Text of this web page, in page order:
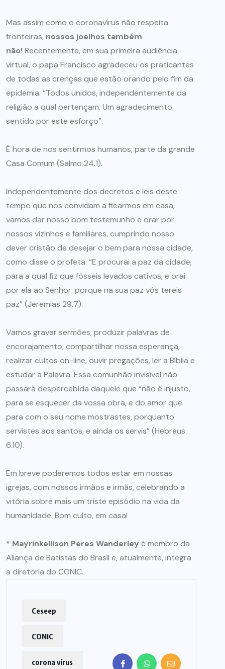
Mas assim como o coronavírus não respeita
fronteiras, nossos joelhos também
não!Recentemente, em sua primeira audiência
virtual, o papa Francisco agradeceu os praticantes
de todas as crenças que estão orando pelo fim da
epidemia: “Todos unidos, independentemente da
religião a qual pertençam. Um agradecimento
sentido por este esforço”.
É hora de nos sentirmos humanos, parte da grande
Casa Comum (Salmo 24.1).
Independentemente dos decretos e leis deste
tempo que nos convidam a ficarmos em casa,
vamos dar nosso bom testemunho e orar por
nossos vizinhos e familiares, cumprindo nosso
dever cristão de desejar o bem para nossa cidade,
como disse o profeta: “E procurai a paz da cidade,
para a qual fiz que fôsseis levados cativos, e orai
por ela ao Senhor: porque na sua paz vós tereis
paz” (Jeremias 29.7).
Vamos gravar sermões, produzir palavras de
encorajamento, compartilhar nossa esperança,
realizar cultos on-line, ouvir pregações, ler a Bíblia e
estudar a Palavra. Essa comunhão invisível não
passará despercebida daquele que “não é injusto,
para se esquecer da vossa obra, e do amor que
para com o seu nome mostrastes, porquanto
servistes aos santos, e ainda os servis” (Hebreus
6.10).
Em breve poderemos todos estar em nossas
igrejas, com nossos irmãos e irmãs, celebrando a
vitória sobre mais um triste episódio na vida da
humanidade. Bom culto, em casa!
* Mayrinkellison Peres Wanderley é membro da
Aliança de Batistas do Brasil e, atualmente, integra
a diretoria do CONIC.
Ceseep
CONIC
corona vírus